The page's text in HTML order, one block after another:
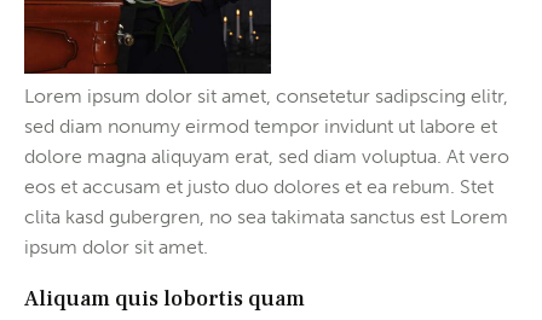
Lorem ipsum dolor sit amet, consetetur sadipscing elitr,
sed diam nonumy eirmod tempor invidunt ut labore et
dolore magna aliquyam erat, sed diam voluptua. At vero
eos et accusam et justo duo dolores et ea rebum. Stet
clita kasd gubergren, no sea takimata sanctus est Lorem
ipsum dolor sit amet.
Aliquam quis lobortis quam